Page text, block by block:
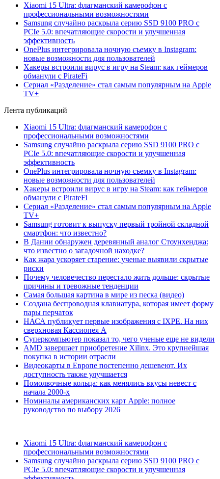
Xiaomi 15 Ultra: флагманский камерофон с
профессиональными возможностями
Samsung случайно раскрыла серию SSD 9100 PRO с
PCIe 5.0: впечатляющие скорости и улучшенная
эффективность
OnePlus интегрировала ночную съемку в Instagram:
новые возможности для пользователей
Хакеры встроили вирус в игру на Steam: как геймеров
обманули с PirateFi
Сериал «Разделение» стал самым популярным на Apple
TV+
Лента публикаций
Xiaomi 15 Ultra: флагманский камерофон с
профессиональными возможностями
Samsung случайно раскрыла серию SSD 9100 PRO с
PCIe 5.0: впечатляющие скорости и улучшенная
эффективность
OnePlus интегрировала ночную съемку в Instagram:
новые возможности для пользователей
Хакеры встроили вирус в игру на Steam: как геймеров
обманули с PirateFi
Сериал «Разделение» стал самым популярным на Apple
TV+
Samsung готовит к выпуску первый тройной складной
смартфон: что известно?
В Дании обнаружен деревянный аналог Стоунхенджа:
что известно о загадочной находке?
Как жара ускоряет старение: ученые выявили скрытые
риски
Почему человечество перестало жить дольше: скрытые
причины и тревожные тенденции
Самая большая картина в мире из песка (видео)
Создана беспроводная клавиатура, которая имеет форму
пары перчаток
НАСА публикует первые изображения с IXPE. На них
сверхновая Кассиопея А
Суперкомпьютер показал то, чего ученые еще не видели
AMD завершает приобретение Xilinx. Это крупнейшая
покупка в истории отрасли
Видеокарты в Европе постепенно дешевеют. Их
доступность также улучшается
Помолвочные кольца: как менялись вкусы невест с
начала 2000-х
Номиналы американских карт Apple: полное
руководство по выбору 2026
Xiaomi 15 Ultra: флагманский камерофон с
профессиональными возможностями
Samsung случайно раскрыла серию SSD 9100 PRO с
PCIe 5.0: впечатляющие скорости и улучшенная